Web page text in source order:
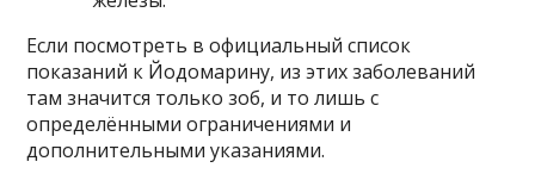
Если посмотреть в официальный список
показаний к Йодомарину, из этих заболеваний
там значится только зоб, и то лишь с
определёнными ограничениями и
дополнительными указаниями.